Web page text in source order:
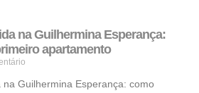
na Guilhermina Esperança:
apartamento
Guilhermina Esperança: como